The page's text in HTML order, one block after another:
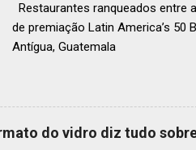
Restaurantes ranqueados entre
de premiação Latin America’s
Antígua, Guatemala Prato
ranqueados nas posições No.51
gastronomia de toda a região. A
um espectro mais amplo de
do vidro diz tudo